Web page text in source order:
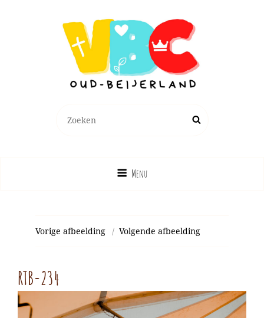
naar:
Zoek
Menu
Vorige afbeelding Volgende afbeelding
RTB-234